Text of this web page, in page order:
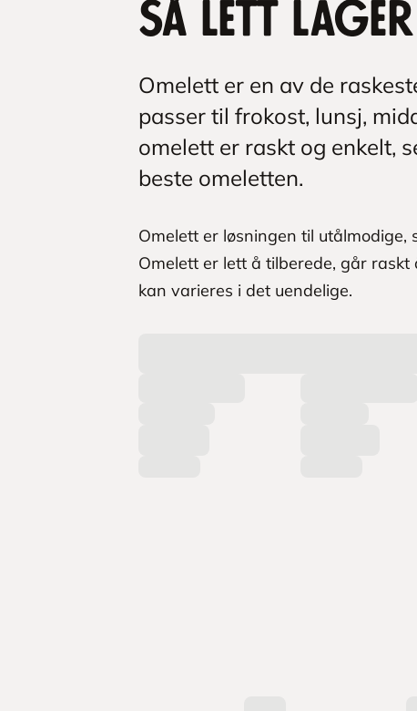
Så lett
Omelett er en av de
passer til frokost, lunsj,
omelett er raskt og enkelt,
beste omeletten.
Omelett er løsningen til
Omelett er lett å tilberede, går
kan varieres i det uendelige.